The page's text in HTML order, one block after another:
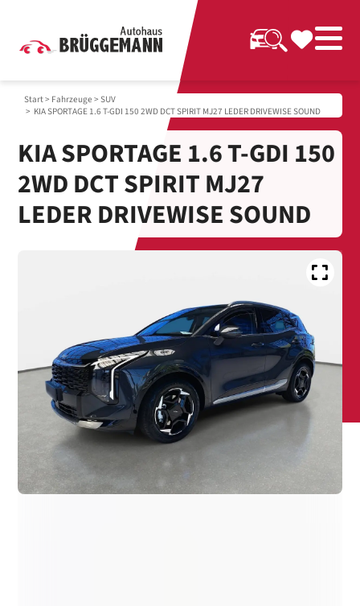
Start> Fahrzeuge > SUV
> KIA SPORTAGE 1.6 T-GDI 150 2WD DCT SPIRIT MJ27 LEDER DRIVEWISE SOUND
KIA SPORTAGE 1.6 T-GDI 150
2WD DCT SPIRIT MJ27
LEDER DRIVEWISE SOUND